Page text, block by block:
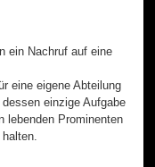
ein Nachruf auf eine
eine eigene Abteilung
einzige Aufgabe
lebenden Prominenten